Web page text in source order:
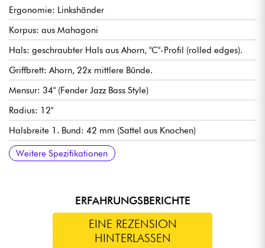
Ergonomie: Linkshänder
Korpus: aus Mahagoni
Hals: geschraubter Hals aus Ahorn, "C"-Profil (rolled edges).
Griffbrett: Ahorn, 22x mittlere Bünde.
Mensur: 34" (Fender Jazz Bass Style)
Radius: 12"
Halsbreite 1. Bund: 42 mm (Sattel aus Knochen)
Tonabnehmer: Sire Standard MM Pickup Set
Elektronik: aktiv Sire Marcus Heritage-3
Regler: Volume, Treble, Middle, Bass
Steg: Sire Standard MM
Stimmmechaniken: Sire Standard Open-Gear
Korpusfinish: hochglänzend
Hals Finish: Satin
Weitere Spezifikationen
ERFAHRUNGSBERICHTE
EINE REZENSION
HINTERLASSEN